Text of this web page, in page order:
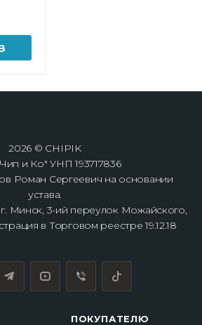
2026 © CHIPIK
и Ко" УНП 193717836
Роман Сергеевич на основании
устава.
Минск, 3-ий переулок Можайского,
в Торговом реестре 19.12.18
ПОКУПАТЕЛЮ